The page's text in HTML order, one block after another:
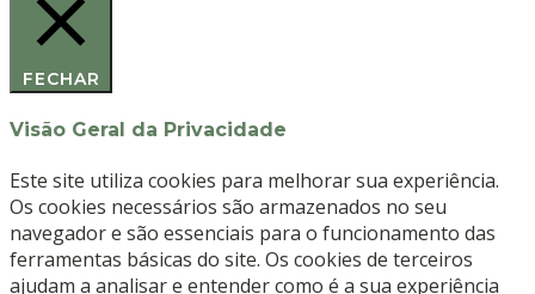
FECHAR
Visão Geral da Privacidade
Este site utiliza cookies para melhorar sua experiência.
Os cookies necessários são armazenados no seu
navegador e são essenciais para o funcionamento das
ferramentas básicas do site. Os cookies de terceiros
ajudam a analisar e entender como é a sua experiência